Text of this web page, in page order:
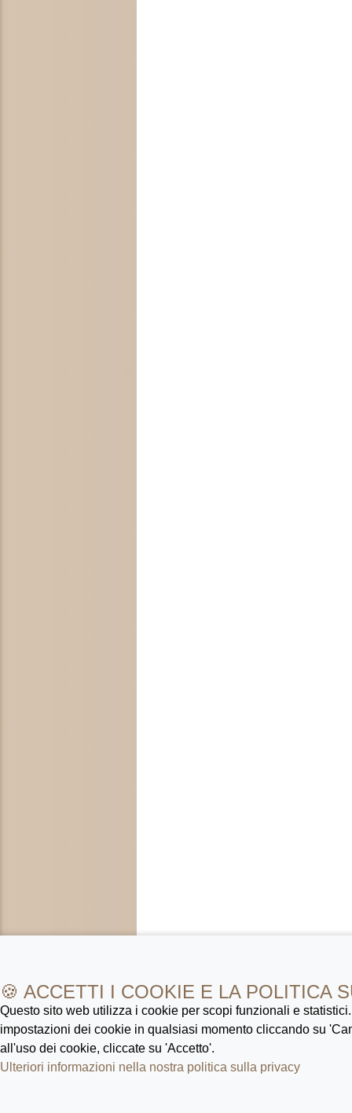
🍪 ACCETTI I COOKIE E LA POLITICA
Questo sito web utilizza i cookie per scopi funzionali e
impostazioni dei cookie in qualsiasi momento cliccando su
all'uso dei cookie, cliccate su 'Accetto'.
Ulteriori informazioni nella nostra politica sulla privacy